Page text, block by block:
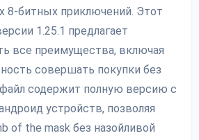
8-битных приключений. Этот
1.25.1 предлагает
все преимущества, включая
совершать покупки без
файл содержит полную версию с
устройств, позволяя
of the mask без назойливой